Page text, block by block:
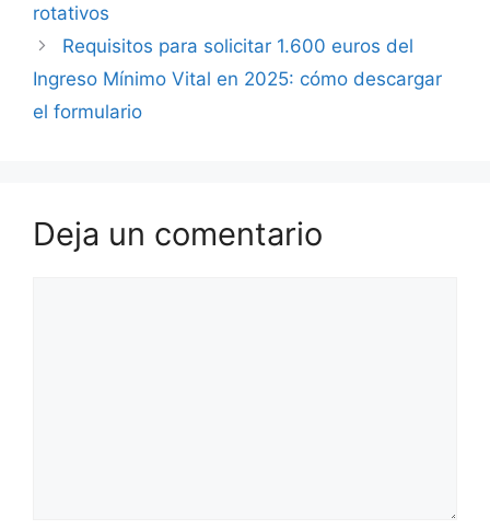
rotativos
Requisitos para solicitar 1.600 euros del
Ingreso Mínimo Vital en 2025: cómo descargar
el formulario
Deja un comentario